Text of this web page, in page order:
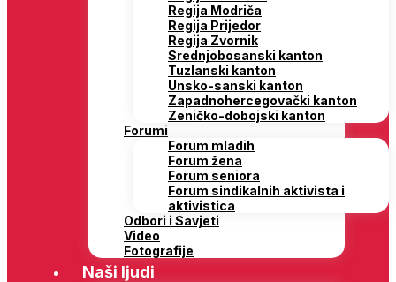
Regija Modriča
Regija Prijedor
Regija Zvornik
Srednjobosanski kanton
Tuzlanski kanton
Unsko-sanski kanton
Zapadnohercegovački kanton
Zeničko-dobojski kanton
Forumi
Forum mladih
Forum žena
Forum seniora
Forum sindikalnih aktivista i
aktivistica
Odbori i Savjeti
Video
Fotografije
Naši ljudi